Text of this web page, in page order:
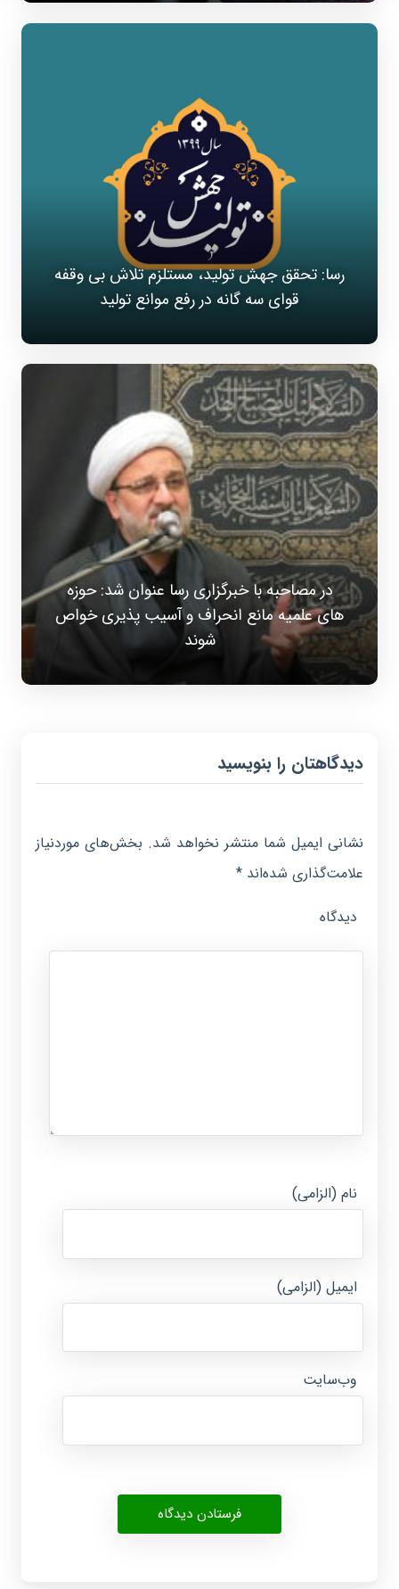
رسا: تحقق جهش تولید، مستلزم تلاش بی وقفه
قوای سه گانه در رفع موانع تولید
در مصاحبه با خبرگزاری رسا عنوان شد: حوزه
های علمیه مانع انحراف و آسیب پذیری خواص
شوند
دیدگاهتان را بنویسید
نشانی ایمیل شما منتشر نخواهد شد. بخش‌های موردنیاز
علامت‌گذاری شده‌اند*
دیدگاه
نام (الزامی)
ایمیل (الزامی)
وب‌سایت